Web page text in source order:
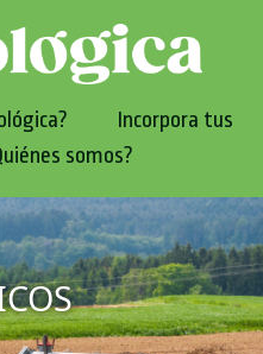
Incorpora tus
somos?